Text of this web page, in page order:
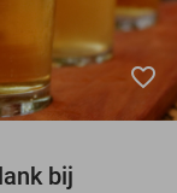
favorite_border
bij